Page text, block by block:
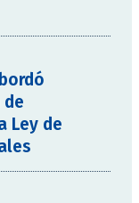
Ley de